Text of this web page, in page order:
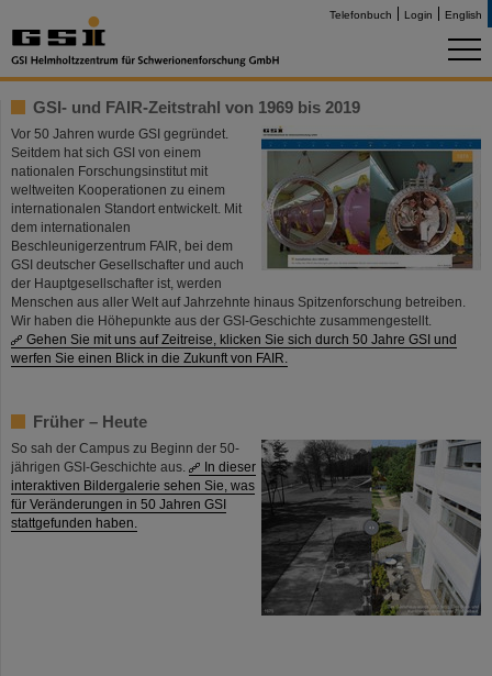
Telefonbuch Login English
GSI- und FAIR-Zeitstrahl von 1969 bis 2019
Vor 50 Jahren wurde GSI gegründet.
Seitdem hat sich GSI von einem
nationalen Forschungsinstitut mit
weltweiten Kooperationen zu einem
internationalen Standort entwickelt. Mit
dem internationalen
Beschleunigerzentrum FAIR, bei dem
GSI deutscher Gesellschafter und auch
der Hauptgesellschafter ist, werden
Menschen aus aller Welt auf Jahrzehnte hinaus Spitzenforschung betreiben.
Wir haben die Höhepunkte aus der GSI-Geschichte zusammengestellt.
Gehen Sie mit uns auf Zeitreise, klicken Sie sich durch 50 Jahre GSI und
werfen Sie einen Blick in die Zukunft von FAIR.
Früher – Heute
So sah der Campus zu Beginn der 50-
jährigen GSI-Geschichte aus.
In dieser
interaktiven Bildergalerie sehen Sie, was
für Veränderungen in 50 Jahren GSI
stattgefunden haben.